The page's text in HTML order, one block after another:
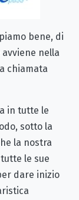
bene, di
nella
chiamata
in tutte le
sotto la
la nostra
le sue
dare inizio